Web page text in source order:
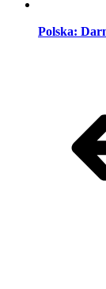
Polska: